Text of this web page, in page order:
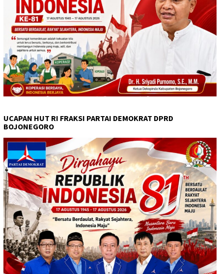
UCAPAN HUT RI FRAKSI PARTAI DEMOKRAT DPRD
BOJONEGORO